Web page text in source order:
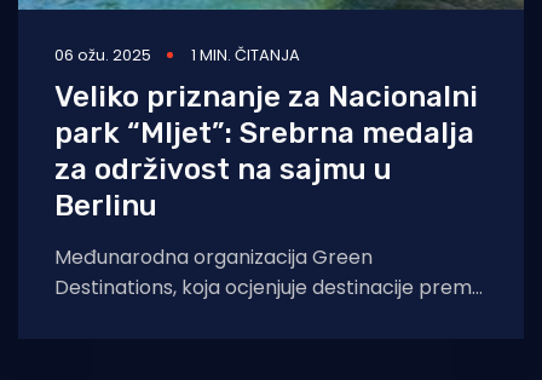
06 ožu. 2025 1 MIN. ČITANJA
Veliko priznanje za Nacionalni
park “Mljet”: Srebrna medalja
za održivost na sajmu u
Berlinu
Međunarodna organizacija Green
Destinations, koja ocjenjuje destinacije prema
dodijelila je Nacionalnom parku “Mljet”